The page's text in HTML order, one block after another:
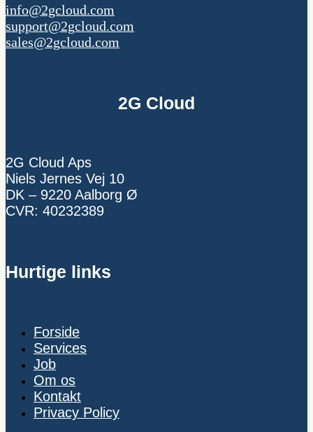
info@2gcloud.com
support@2gcloud.com
sales@2gcloud.com
2G Cloud
2G Cloud Aps
Niels Jernes Vej 10
DK – 9220 Aalborg Ø
CVR: 40232389
Hurtige links
Forside
Services
Job
Om os
Kontakt
Privacy Policy